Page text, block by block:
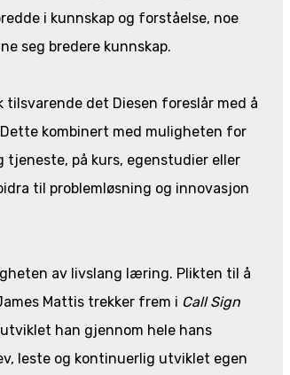
i kunnskap og forståelse, noe
seg bredere kunnskap.
tilsvarende det Diesen foreslår med å
kombinert med muligheten for
på kurs, egenstudier eller
til problemløsning og innovasjon
av livslang læring. Plikten til å
Mattis trekker frem i Call Sign
han gjennom hele hans
leste og kontinuerlig utviklet egen